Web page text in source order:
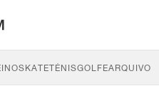
SKATETÉNISGOLFEARQUIVO